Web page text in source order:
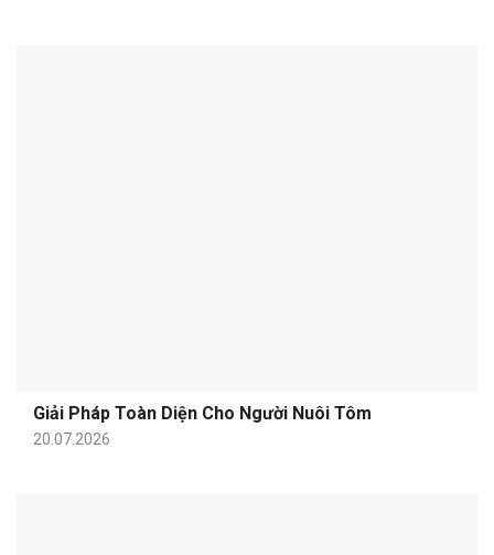
Giải Pháp Toàn Diện Cho Người Nuôi Tôm
20.07.2026